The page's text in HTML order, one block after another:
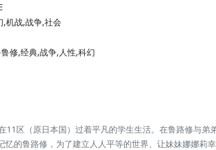
,机战,战争,社会
修,经典,战争,人性,科幻
11区（原日本国）过着平凡的学生生活。在鲁路修与
的鲁路修，为了建立人人平等的世界、让妹妹娜娜莉